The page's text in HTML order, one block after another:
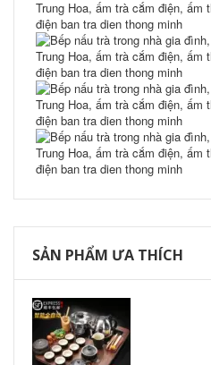
SẢN PHẨM ƯA THÍCH